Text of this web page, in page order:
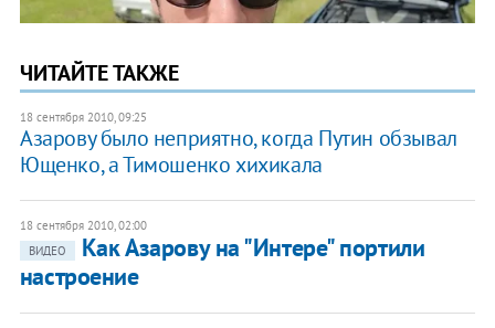
ЧИТАЙТЕ ТАКЖЕ
18 сентября 2010, 09:25
Азарову было неприятно, когда Путин обзывал
Ющенко, а Тимошенко хихикала
18 сентября 2010, 02:00
ВИДЕО
​Как Азарову на "Интере" портили
настроение